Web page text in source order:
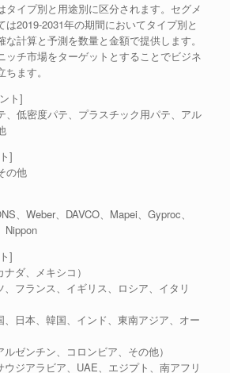
タイプ別と用途別に区分されます。セグメ
は2019-2031年の期間においてタイプ別と
計算と予測を数量と金額で提供します。
ッチ市場をターゲットとすることでビジネ
ます。
ト]
、低密度パテ、プラスチック用パテ、アル
]
の他
、Weber、DAVCO、Mapei、Gyproc、
Nippon
]
ダ、メキシコ）
フランス、イギリス、ロシア、イタリ
日本、韓国、インド、東南アジア、オー
ゼンチン、コロンビア、その他）
ジアラビア、UAE、エジプト、南アフリ